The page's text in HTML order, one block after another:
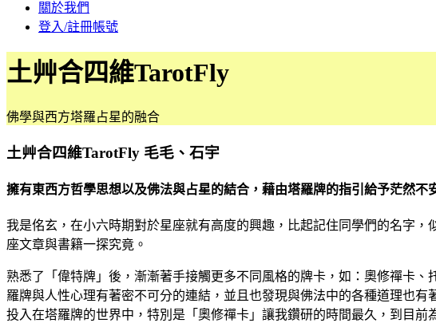
關於我們
登入/註冊帳號
土艸合四維TarotFly
佛學與西方塔羅占星的融合
土艸合四維TarotFly 毛毛、石宇
擁有東西方哲學思想以及佛法與占星的結合，藉由塔羅牌的指引給予茫然不
我是佲玄，在小六時期對於星座就有高度的興趣，比起記住同學們的名字
座文章與書籍一探究竟。
熟悉了「偉特牌」後，漸漸著手接觸更多不同風格的牌卡，如：奧修禪卡
羅牌與人性心理有著密不可分的連結，並且也發現與佛法中的各種道理也
投入在塔羅牌的世界中，特別是「奧修禪卡」讓我鑽研的時間最久，到目前